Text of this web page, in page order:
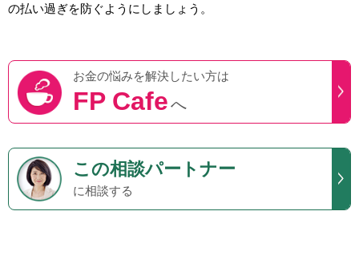
の払い過ぎを防ぐようにしましょう。
お金の悩みを解決したい方は
FP Cafeへ
この相談パートナー
に相談する